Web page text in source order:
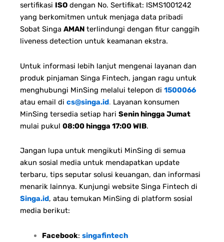
sertifikasi ISO dengan No. Sertifikat: ISMS1001242
yang berkomitmen untuk menjaga data pribadi
Sobat Singa AMAN terlindungi dengan fitur canggih
liveness detection untuk keamanan ekstra.
Untuk informasi lebih lanjut mengenai layanan dan
produk pinjaman Singa Fintech, jangan ragu untuk
menghubungi MinSing melalui telepon di 1500066
atau email di cs@singa.id. Layanan konsumen
MinSing tersedia setiap hari Senin hingga Jumat
mulai pukul 08:00 hingga 17:00 WIB.
Jangan lupa untuk mengikuti MinSing di semua
akun sosial media untuk mendapatkan update
terbaru, tips seputar solusi keuangan, dan informasi
menarik lainnya. Kunjungi website Singa Fintech di
Singa.id, atau temukan MinSing di platform sosial
media berikut:
Facebook: singafintech